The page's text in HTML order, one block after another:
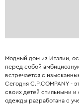
Модный дом из Италии,
перед собой
встречается с
Сегодня C.P.COMPANY -
своих детей стильными
одежды разработана с